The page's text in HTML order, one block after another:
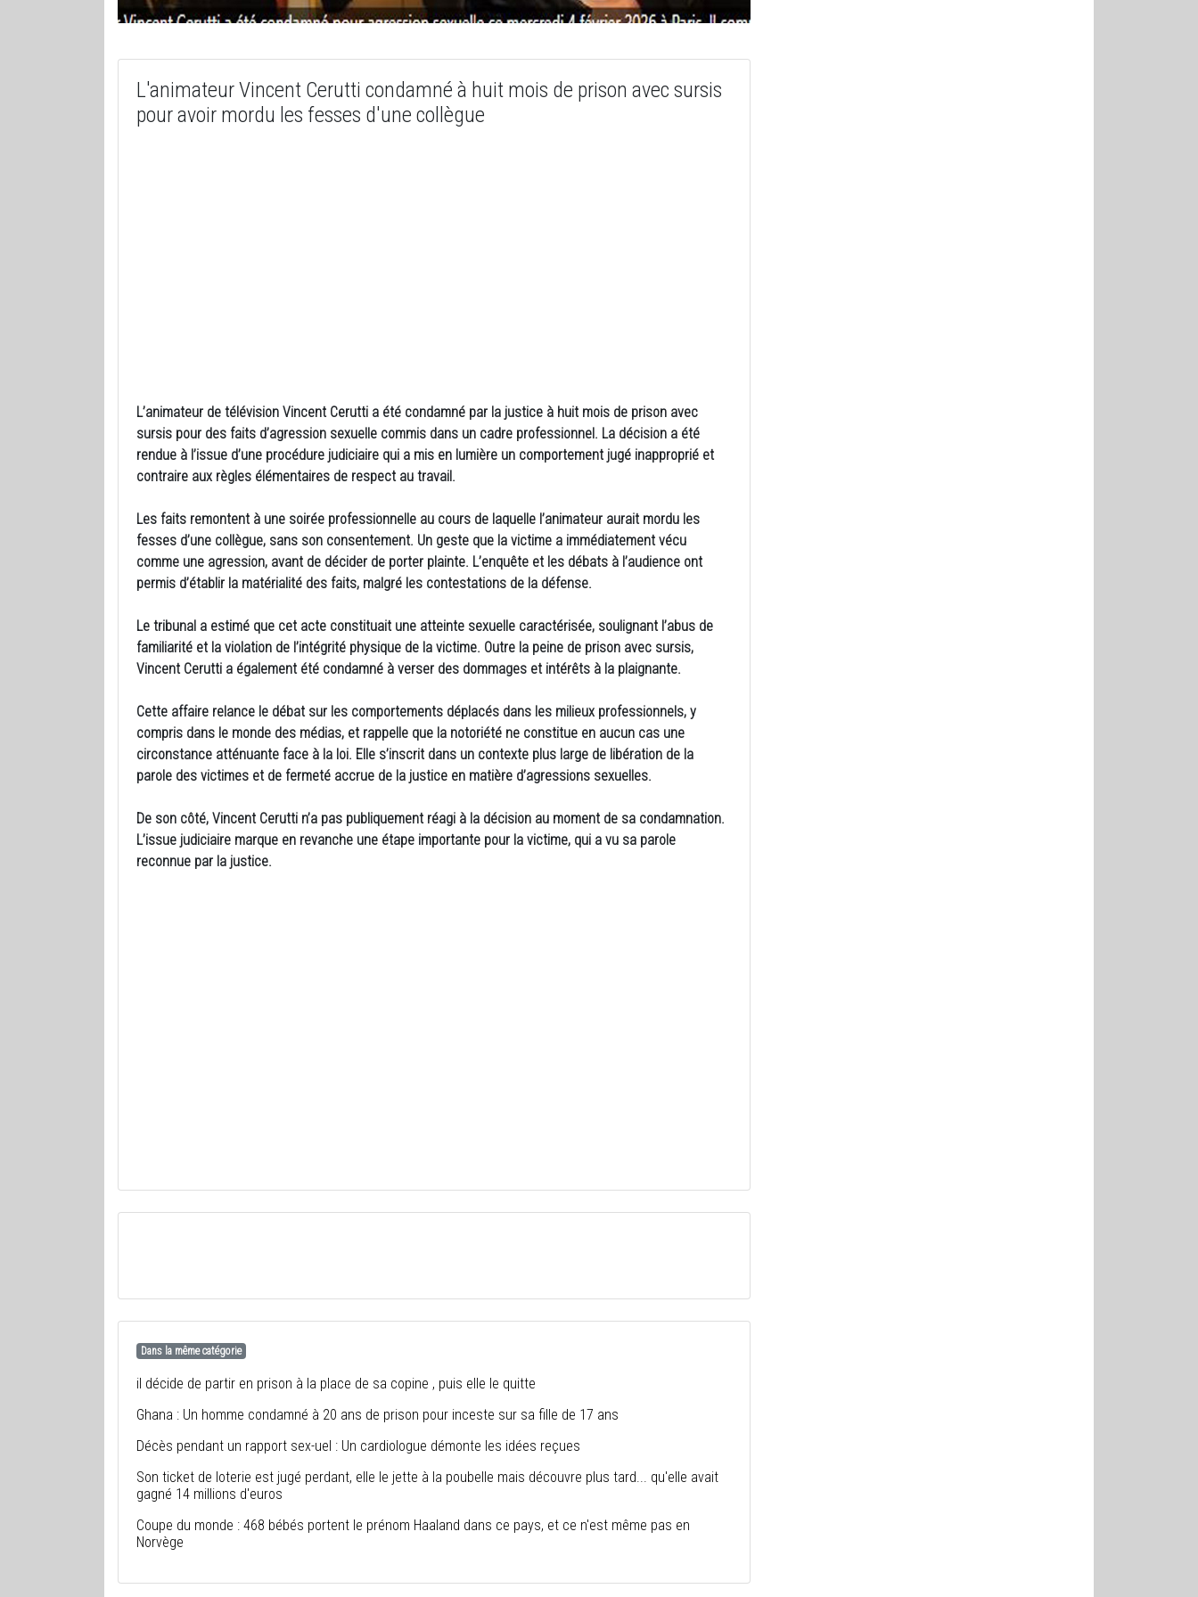
L'animateur Vincent Cerutti condamné à huit mois de prison avec sursis
pour avoir mordu les fesses d'une collègue
L’animateur de télévision Vincent Cerutti a été condamné par la justice à huit mois de prison avec
sursis pour des faits d’agression sexuelle commis dans un cadre professionnel. La décision a été
rendue à l’issue d’une procédure judiciaire qui a mis en lumière un comportement jugé inapproprié et
contraire aux règles élémentaires de respect au travail.
Les faits remontent à une soirée professionnelle au cours de laquelle l’animateur aurait mordu les
fesses d’une collègue, sans son consentement. Un geste que la victime a immédiatement vécu
comme une agression, avant de décider de porter plainte. L’enquête et les débats à l’audience ont
permis d’établir la matérialité des faits, malgré les contestations de la défense.
Le tribunal a estimé que cet acte constituait une atteinte sexuelle caractérisée, soulignant l’abus de
familiarité et la violation de l’intégrité physique de la victime. Outre la peine de prison avec sursis,
Vincent Cerutti a également été condamné à verser des dommages et intérêts à la plaignante.
Cette affaire relance le débat sur les comportements déplacés dans les milieux professionnels, y
compris dans le monde des médias, et rappelle que la notoriété ne constitue en aucun cas une
circonstance atténuante face à la loi. Elle s’inscrit dans un contexte plus large de libération de la
parole des victimes et de fermeté accrue de la justice en matière d’agressions sexuelles.
De son côté, Vincent Cerutti n’a pas publiquement réagi à la décision au moment de sa condamnation.
L’issue judiciaire marque en revanche une étape importante pour la victime, qui a vu sa parole
reconnue par la justice.
Dans la même catégorie
il décide de partir en prison à la place de sa copine , puis elle le quitte
Ghana : Un homme condamné à 20 ans de prison pour inceste sur sa fille de 17 ans
Décès pendant un rapport sex-uel : Un cardiologue démonte les idées reçues
Son ticket de loterie est jugé perdant, elle le jette à la poubelle mais découvre plus tard... qu'elle avait
gagné 14 millions d'euros
Coupe du monde : 468 bébés portent le prénom Haaland dans ce pays, et ce n'est même pas en
Norvège